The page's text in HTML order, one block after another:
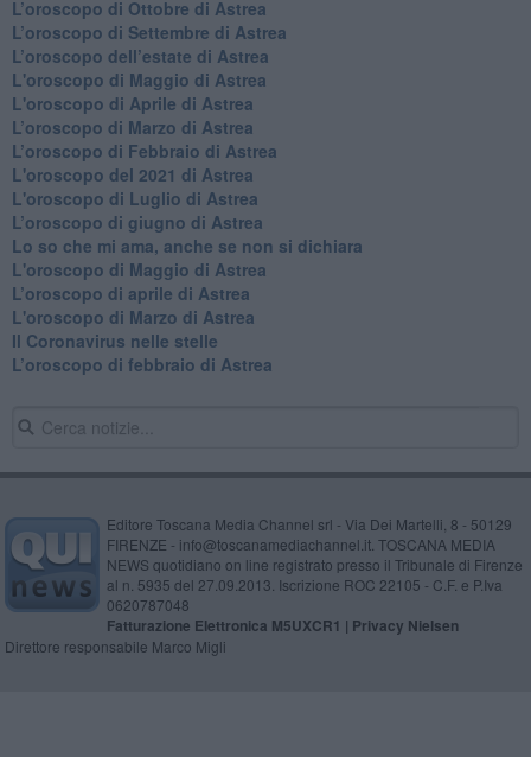
​L’oroscopo di Ottobre di Astrea
​L’oroscopo di Settembre di Astrea
L’oroscopo dell’estate di Astrea
L'oroscopo di Maggio di Astrea
L'oroscopo di Aprile di Astrea
​L’oroscopo di Marzo di Astrea
​L’oroscopo di Febbraio di Astrea
L'oroscopo del 2021 di Astrea
L'oroscopo di Luglio di Astrea
​L’oroscopo di giugno di Astrea
​Lo so che mi ama, anche se non si dichiara
L'oroscopo di Maggio di Astrea
​L’oroscopo di aprile di Astrea
L'oroscopo di Marzo di Astrea
Il Coronavirus nelle stelle
​L’oroscopo di febbraio di Astrea
Editore Toscana Media Channel srl - Via Dei Martelli, 8 - 50129
FIRENZE - info@toscanamediachannel.it. TOSCANA MEDIA
NEWS quotidiano on line registrato presso il Tribunale di Firenze
al n. 5935 del 27.09.2013. Iscrizione ROC 22105 - C.F. e P.Iva
0620787048
Fatturazione Elettronica M5UXCR1 | Privacy Nielsen
Direttore responsabile Marco Migli